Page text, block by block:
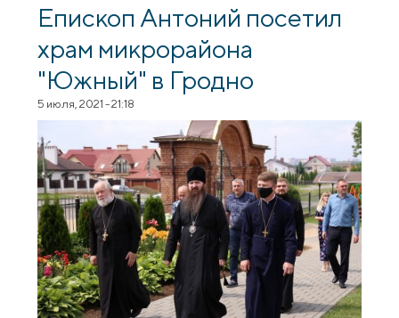
Епископ Антоний посетил
храм микрорайона
"Южный" в Гродно
5 июля, 2021 - 21:18